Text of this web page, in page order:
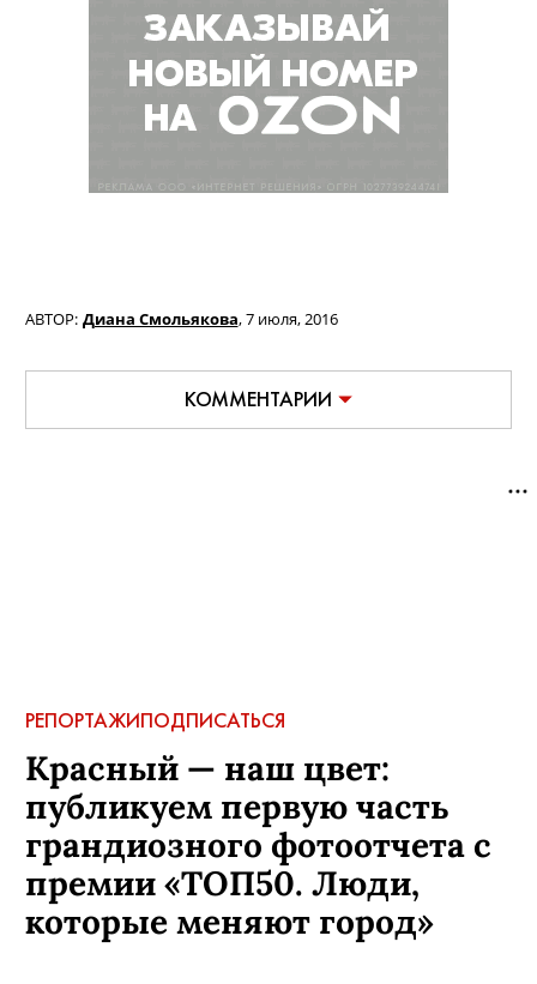
АВТОР: Диана Смольякова,7 июля, 2016
КОММЕНТАРИИ
РЕПОРТАЖИПОДПИСАТЬСЯ
Красный — наш цвет:
публикуем первую часть
грандиозного фотоотчета с
премии «ТОП50. Люди,
которые меняют город»